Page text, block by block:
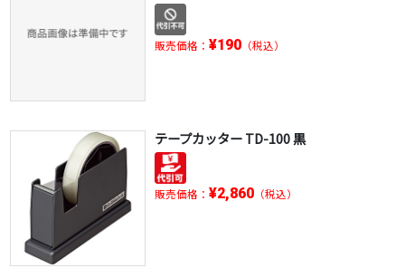
販売価格： ¥190（税込）
テープカッター TD-100 黒
販売価格： ¥2,860（税込）